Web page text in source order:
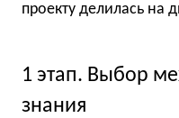
проекту делилась на
1 этап. Выбор
знания